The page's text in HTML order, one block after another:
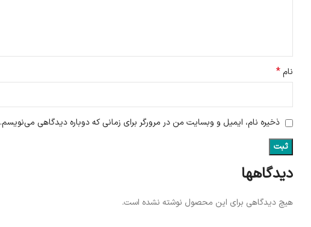
دیدگاهها
هیچ دیدگاهی برای این محصول نوشته نشده است.
نام*
ذخیره نام، ایمیل و وبسایت من در مرورگر برای زمانی که دوباره دیدگاهی می‌نویسم.